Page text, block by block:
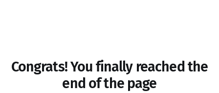
Congrats! You finally reached the
end of the page